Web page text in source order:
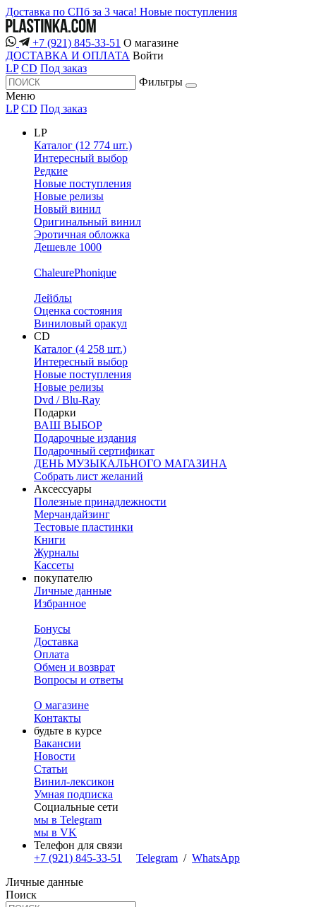
Доставка по СПб за 3 часа! Новые поступления
+7 (921) 845-33-51 О магазине
ДОСТАВКА И ОПЛАТА Войти
LP CD Под заказ
Фильтры
Меню
LP CD Под заказ
LP
Каталог (12 774 шт.)
Интересный выбор
Редкие
Новые поступления
Новые релизы
Новый винил
Оригинальный винил
Эротичная обложка
Дешевле 1000
ChaleurePhonique
Лейблы
Оценка состояния
Виниловый оракул
CD
Каталог (4 258 шт.)
Интересный выбор
Новые поступления
Новые релизы
Dvd / Blu-Ray
Подарки
ВАШ ВЫБОР
Подарочные издания
Подарочный сертификат
ДЕНЬ МУЗЫКАЛЬНОГО МАГАЗИНА
Собрать лист желаний
Аксессуары
Полезные принадлежности
Мерчандайзинг
Тестовые пластинки
Книги
Журналы
Кассеты
покупателю
Личные данные
Избранное
Бонусы
Доставка
Оплата
Обмен и возврат
Вопросы и ответы
О магазине
Контакты
будьте в курсе
Вакансии
Новости
Статьи
Винил-лексикон
Умная подписка
Социальные сети
мы в Telegram
мы в VK
Телефон для связи
+7 (921) 845-33-51
Telegram / WhatsApp
Личные данные
Поиск